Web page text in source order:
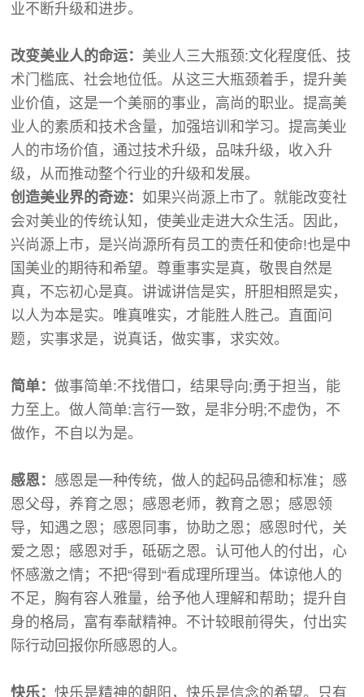
业不断升级和进步。
改变美业人的命运： 美业人三大瓶颈:文化程度低、技
术门槛底、社会地位低。从这三大瓶颈着手，提升美
业价值，这是一个美丽的事业，高尚的职业。提高美
业人的素质和技术含量，加强培训和学习。提高美业
人的市场价值，通过技术升级，品味升级，收入升
级，从而推动整个行业的升级和发展。
创造美业界的奇迹：如果兴尚源上市了。就能改变社
会对美业的传统认知，使美业走进大众生活。因此，
兴尚源上市，是兴尚源所有员工的责任和使命!也是中
国美业的期待和希望。尊重事实是真，敬畏自然是
真，不忘初心是真。讲诚讲信是实，肝胆相照是实，
以人为本是实。唯真唯实，才能胜人胜己。直面问
题，实事求是，说真话，做实事，求实效。
简单：做事简单:不找借口，结果导向;勇于担当，能
力至上。做人简单:言行一致，是非分明;不虚伪，不
做作，不自以为是。
感恩： 感恩是一种传统，做人的起码品德和标准；感
恩父母，养育之恩；感恩老师，教育之恩；感恩领
导，知遇之恩；感恩同事，协助之恩；感恩时代，关
爱之恩；感恩对手，砥砺之恩。认可他人的付出，心
怀感激之情；不把“得到“看成理所理当。体谅他人的
不足，胸有容人雅量，给予他人理解和帮助；提升自
身的格局，富有奉献精神。不计较眼前得失，付出实
际行动回报你所感恩的人。
快乐：快乐是精神的朝阳，快乐是信念的希望。只有